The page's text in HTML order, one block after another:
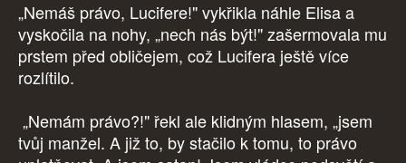
„Nemáš právo, Lucifere!" vykřikla náhle Elisa a
vyskočila na nohy, „nech nás být!" zašermovala mu
prstem před obličejem, což Lucifera ještě více
rozlítilo.
„Nemám právo?!" řekl ale klidným hlasem, „jsem
tvůj manžel. A již to, by stačilo k tomu, to právo